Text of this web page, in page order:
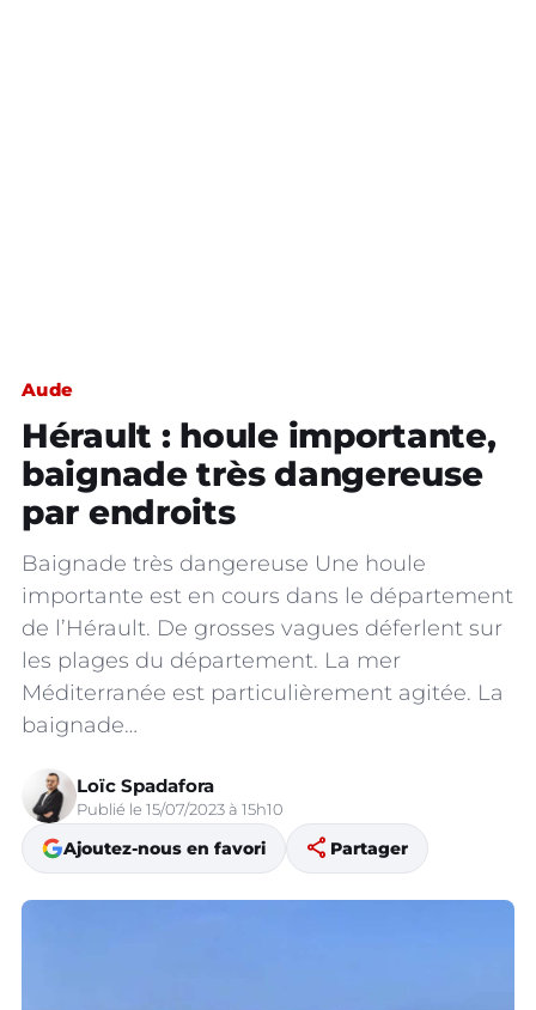
Aude
Hérault : houle importante,
baignade très dangereuse
par endroits
Baignade très dangereuse Une houle
importante est en cours dans le département
de l’Hérault. De grosses vagues déferlent sur
les plages du département. La mer
Méditerranée est particulièrement agitée. La
baignade…
Loïc Spadafora
Publié le 15/07/2023 à 15h10
Ajoutez-nous en favori share Partager